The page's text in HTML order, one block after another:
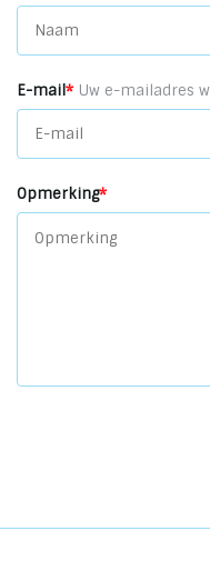
E-mail * Uw e-mailadres
Opmerking*